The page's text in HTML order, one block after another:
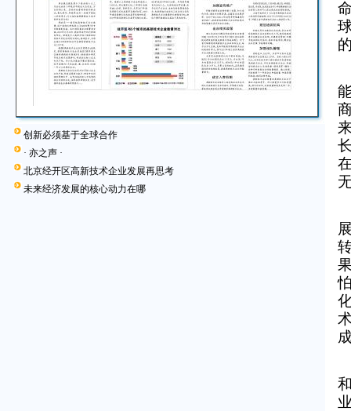
创新必须基于全球合作
· 亦之声 ·
北京经开区高新技术企业发展再思考
未来经济发展的核心动力在哪